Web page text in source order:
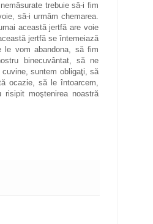
trebuie să-i fim
să-i urmăm chemarea.
această jertfă are voie
jertfă se întemeiază
le vom abandona, să fim
binecuvântat, să ne
suntem obligaţi, să
ocazie, să le întoarcem,
moştenirea noastră